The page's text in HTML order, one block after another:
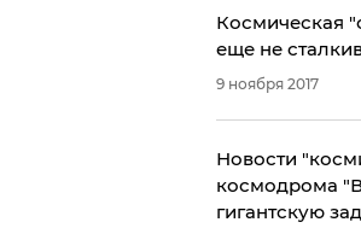
Космическая
еще не
9 ноября 2017
Новости
космодрома
гигантскую